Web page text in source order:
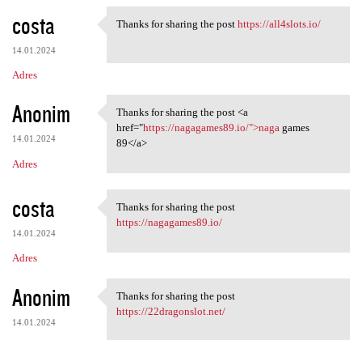
costa
14.01.2024
Adres
Thanks for sharing the post
Thanks for sharing the post https://all4slots.io/
Anonim
14.01.2024
Adres
Thanks for sharing the post
Thanks for sharing the post <a
href="https://nagagames89.io/">nagagames
89</a>
costa
14.01.2024
Adres
Thanks for sharing the post
Thanks for sharing the post
https://nagagames89.io/
Anonim
14.01.2024
Thanks for sharing the post
Thanks for sharing the post
https://22dragonslot.net/